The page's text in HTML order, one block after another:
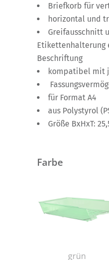
Briefkorb für
horizontal und
Greifausschnitt
Beschriftung
kompatibel mit
für Format A4
aus Polystyrol
Größe BxHxT:
Farbe
grün